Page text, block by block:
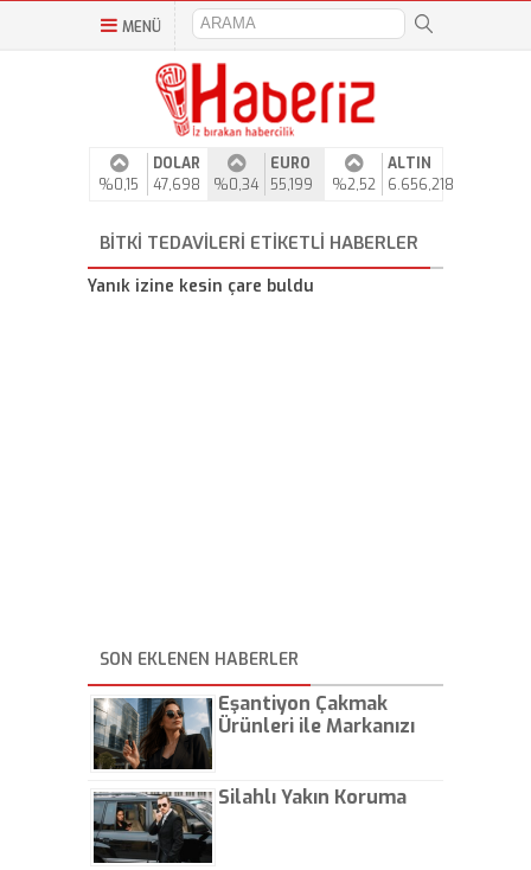
MENÜ
%0,15
DOLAR
47,698
%0,34
EURO
55,199
%2,52
ALTIN
6.656,218
BITKI TEDAVILERI ETIKETLI HABERLER
Yanık izine kesin çare buldu
SON EKLENEN HABERLER
Eşantiyon Çakmak
Ürünleri ile Markanızı
Silahlı Yakın Koruma